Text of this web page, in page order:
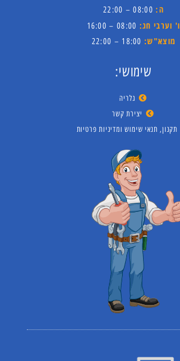
ה:08:00 – 22:00
ו' וערבי חג:
מוצא"ש:18:00 – 22:00
שימושי:
גלריה
יצירת קשר
תקנון, תנאי שימוש ומדיניות פרטיות